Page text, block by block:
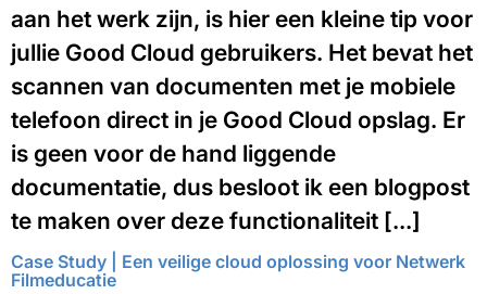
aan het werk zijn, is hier een kleine tip voor
jullie Good Cloud gebruikers. Het bevat het
scannen van documenten met je mobiele
telefoon direct in je Good Cloud opslag. Er
is geen voor de hand liggende
documentatie, dus besloot ik een blogpost
te maken over deze functionaliteit [...]
Case Study | Een veilige cloud oplossing voor Netwerk
Filmeducatie